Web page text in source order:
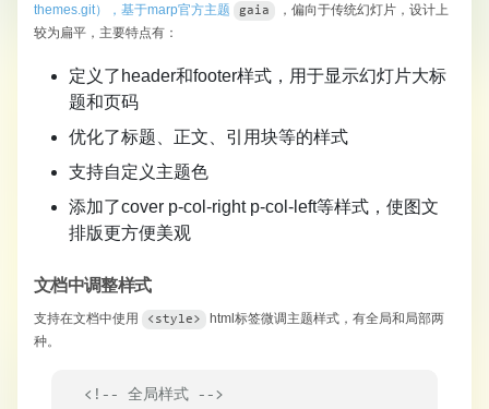
themes.git），基于marp官方主题
gaia
​，偏向于传统幻灯片，设计上
较为扁平，主要特点有：
定义了 header​和footer​样式，用于显示幻灯片大标
题和页码
优化了标题、正文、引用块等的样式
支持自定义主题色
添加了cover p-col-right​ p-col-left​等样式，使图文
排版更方便美观
文档中调整样式
支持在文档中使用 <style>
​html标签微调主题样式，有全局和局部两
种。
<!-- 全局样式 -->